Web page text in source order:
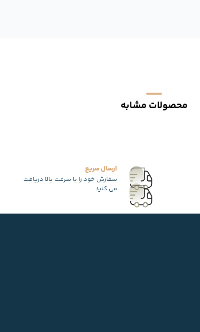
محصولات مشابه
ارسال سریع
سفارش خود را با سرعت بالا دریافت
می کنید.